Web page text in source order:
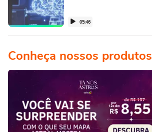
05:46
Conheça nossos produtos